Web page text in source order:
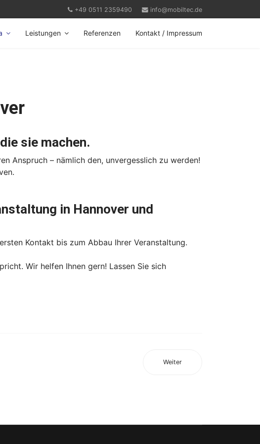
+49 0511 2359490 info@mobiltec.de
Leistungen Referenzen Kontakt / Impressum
sie machen.
Anspruch – nämlich den, unvergesslich zu werden!
in Hannover und
Kontakt bis zum Abbau Ihrer Veranstaltung.
Wir helfen Ihnen gern! Lassen Sie sich
Weiter